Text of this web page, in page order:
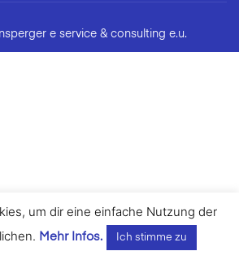
e service & consulting e.u.
um dir eine einfache Nutzung der
Mehr Infos. Ich stimme zu